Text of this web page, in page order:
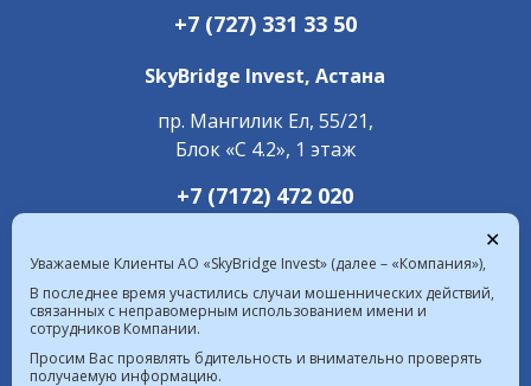
+7 (727) 331 33 50
SkyBridge Invest,Астана
пр. Мангилик Ел, 55/21,
Блок «С 4.2», 1 этаж
+7 (7172) 472 020
Курс валют в РК на 06.08.2026  |  $ 469.85 KZT
✕
Уважаемые Клиенты АО «SkyBridge Invest» (далее – «Компания»),
В последнее время участились случаи мошеннических действий,
связанных с неправомерным использованием имени и
сотрудников Компании.
Просим Вас проявлять бдительность и внимательно проверять
получаемую информацию.